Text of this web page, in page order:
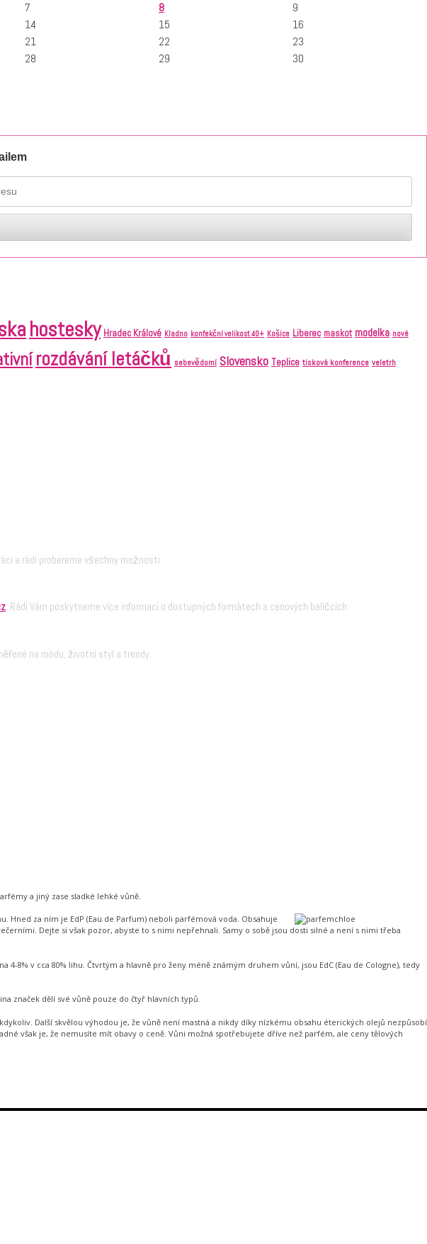
7 8
9
14 15
16
21 22
23
28 29
30
hostesky Hradec Králové Kladno konfekční velikost 40+ Košice Liberec maskot modelka nové
rozdávání letáčků sebevědomí Slovensko Teplice tisková konference veletrh
a rádi probereme všechny možnosti.
. Rádi Vám poskytneme více informací o dostupných formátech a cenových balíčcích.
na módu, životní styl a trendy.
a jiný zase sladké lehké vůně.
Hned za ním je EdP (Eau de Parfum) neboli parfémová voda. Obsahuje
Dejte si však pozor, abyste to s nimi nepřehnali. Samy o sobě jsou dosti silné a není s nimi třeba
8% v cca 80% lihu. Čtvrtým a hlavně pro ženy méně známým druhem vůní, jsou EdC (Eau de Cologne), tedy
značek dělí své vůně pouze do čtyř hlavních typů.
Další skvělou výhodou je, že vůně není mastná a nikdy díky nízkému obsahu éterických olejů nezpůsobí
však je, že nemusíte mít obavy o ceně. Vůni možná spotřebujete dříve než parfém, ale ceny tělových